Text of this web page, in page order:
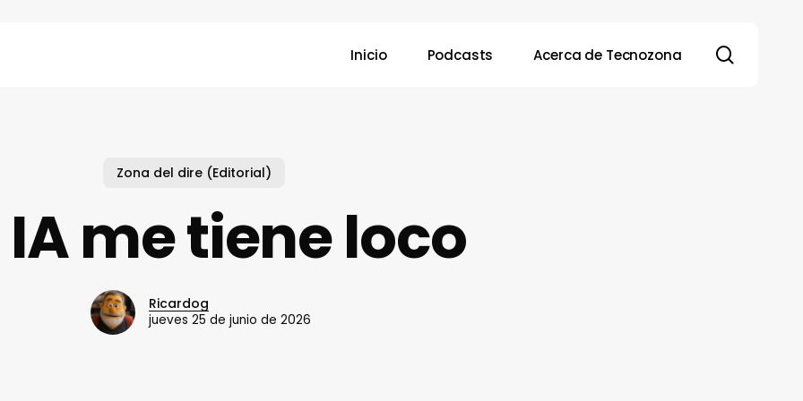
Inicio Podcasts Acerca de Tecnozona
Zona del dire (Editorial)
IA me tiene loco
Ricardog
jueves 25 de junio de 2026